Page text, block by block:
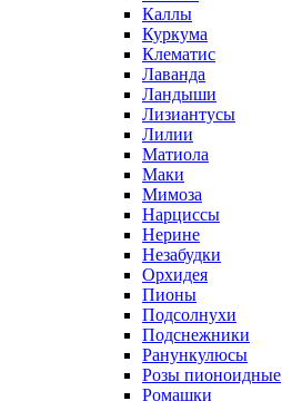
Каллы
Куркума
Клематис
Лаванда
Ландыши
Лизиантусы
Лилии
Матиола
Маки
Мимоза
Нарциссы
Нерине
Незабудки
Орхидея
Пионы
Подсолнухи
Подснежники
Ранункулюсы
Розы пионоидные
Ромашки